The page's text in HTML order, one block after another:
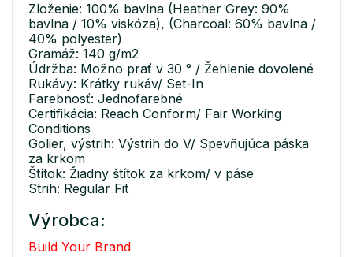
Zloženie: 100% bavlna (Heather Grey: 90%
bavlna / 10% viskóza), (Charcoal: 60% bavlna /
40% polyester)
Gramáž: 140 g/m2
Údržba: Možno prať v 30 ° / Žehlenie dovolené
Rukávy: Krátky rukáv/ Set-In
Farebnosť: Jednofarebné
Certifikácia: Reach Conform/ Fair Working
Conditions
Golier, výstrih: Výstrih do V/ Spevňujúca páska
za krkom
Štítok: Žiadny štítok za krkom/ v páse
Strih: Regular Fit
Výrobca:
Build Your Brand